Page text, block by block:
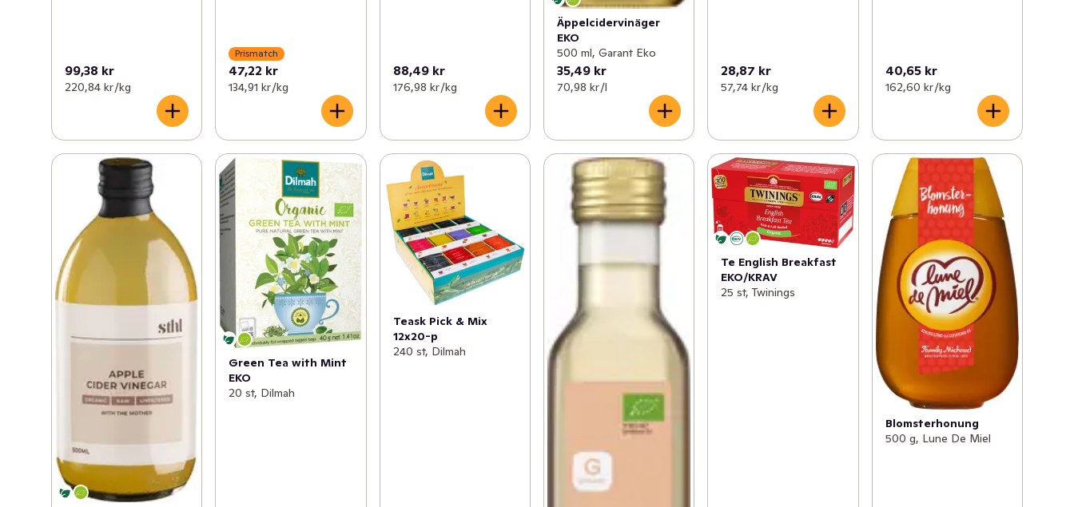
99,38 kr
220,84 kr /kg
Prismatch
47,22 kr
134,91 kr /kg
88,49 kr
176,98 kr /kg
Äppelcidervinäger
EKO
500 ml, Garant Eko
35,49 kr
70,98 kr /l
28,87 kr
57,74 kr /kg
40,65 kr
162,60 kr /kg
Green Tea with Mint
EKO
20 st, Dilmah
Teask Pick & Mix
12x20-p
240 st, Dilmah
Te English Breakfast
EKO/KRAV
25 st, Twinings
Blomsterhonung
500 g, Lune De Miel